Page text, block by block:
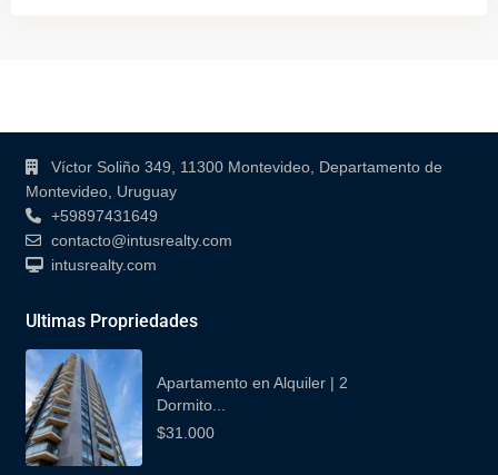
Víctor Soliño 349, 11300 Montevideo, Departamento de
Montevideo, Uruguay
+59897431649
contacto@intusrealty.com
intusrealty.com
Ultimas Propriedades
Apartamento en Alquiler | 2
Dormito...
$31.000